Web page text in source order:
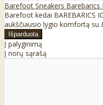
Barefoot Sneakers
Barefoot kedai BAREBARICS
aukščiausio lygio komfortą su
Į palyginimą
Į norų sąrašą